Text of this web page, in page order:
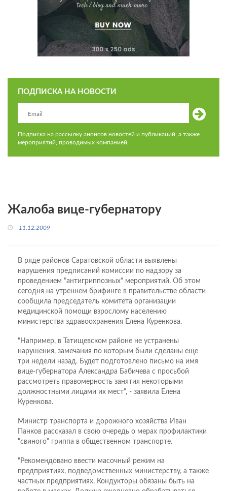
ПОДПИСКА НА НОВОСТИ
Подписка на рассылку анонсов новостей и публикаций, а также
мероприятий, проводимых компанией.
Жалоба вице-губернатору
11.12.2009
В ряде районов Саратовской области выявлены
нарушения предписаний комиссии по надзору за
проведением "антигриппозных" мероприятий. Об этом
сегодня на утреннем брифинге в правительстве области
сообщила председатель комитета организации
медицинской помощи взрослому населению
министерства здравоохранения Елена Куренкова.
"Например, в Татищевском районе не устранены
нарушения, замечания по которым были сделаны еще
три недели назад. Будет подготовлено письмо на имя
вице-губернатора Александра Бабичева с просьбой
рассмотреть правомерность занятия некоторыми
должностными лицами их мест", - заявила Елена
Куренкова.
Министр транспорта и дорожного хозяйства Иван
Панков рассказал в свою очередь о мерах профилактики
"свиного" гриппа в общественном транспорте.
"Рекомендовано ввести масочный режим на
предприятиях, подведомственных министерству, а также
частных предприятиях. Кондукторы обязаны быть на